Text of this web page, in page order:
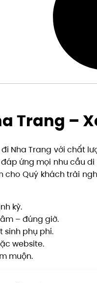
Trang –
Nha Trang với chất
ứng mọi nhu cầu
Quý khách trải
kỳ.
– đúng giờ.
sinh phụ phí.
website.
muộn.